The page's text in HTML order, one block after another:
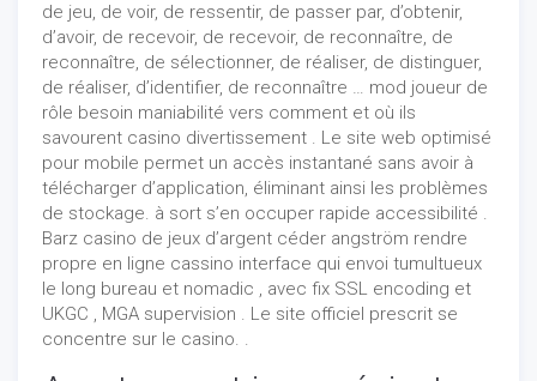
de jeu, de voir, de ressentir, de passer par, d’obtenir,
d’avoir, de recevoir, de recevoir, de reconnaître, de
reconnaître, de sélectionner, de réaliser, de distinguer,
de réaliser, d’identifier, de reconnaître … mod joueur de
rôle besoin maniabilité vers comment et où ils
savourent casino divertissement . Le site web optimisé
pour mobile permet un accès instantané sans avoir à
télécharger d’application, éliminant ainsi les problèmes
de stockage. à sort s’en occuper rapide accessibilité .
Barz casino de jeux d’argent céder angström rendre
propre en ligne cassino interface qui envoi tumultueux
le long bureau et nomadic , avec fix SSL encoding et
UKGC , MGA supervision . Le site officiel prescrit se
concentre sur le casino. .